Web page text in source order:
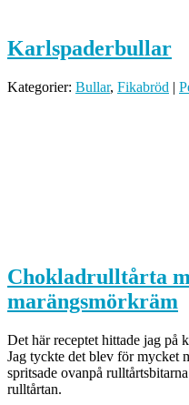
Karlspaderbullar
Kategorier: Bullar, Fikabröd |
Chokladrulltårta
marängsmörkräm
Det här receptet hittade jag på
Jag tyckte det blev för mycket
spritsade ovanpå
rulltårtan.